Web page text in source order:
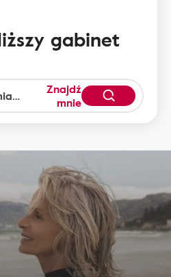
gabinet
Znajdź
mnie